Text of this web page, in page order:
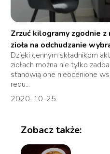
Zrzuć kilogramy zgodnie z
zioła na odchudzanie
Dzięki cennym składnikom
ziołach można nie tylko
stanowią one nieocenione
redu...
2020-10-25
Zobacz także: